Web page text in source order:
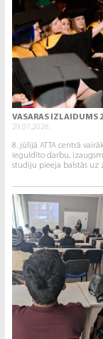
VASARAS IZLAIDUMS
29.07.2026.
8. jūlijā ATTA centrā
ieguldīto darbu,
studiju pieeja balstās uz